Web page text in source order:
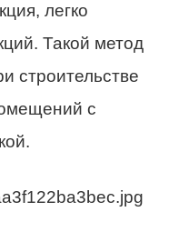
легко
Такой метод
строительстве
с